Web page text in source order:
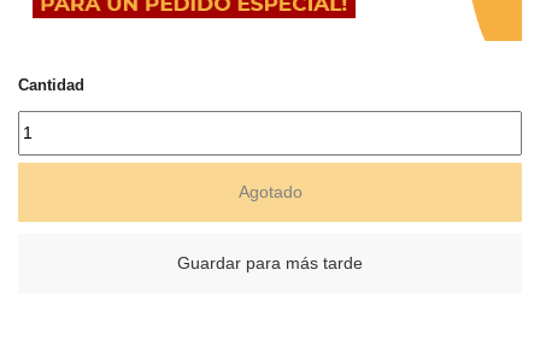
Cantidad
Agotado
Guardar para más tarde